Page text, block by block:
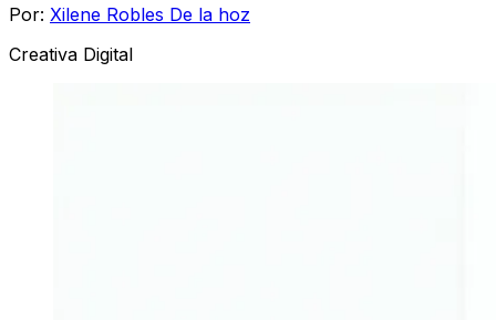
Por: Xilene Robles De la hoz
Creativa Digital